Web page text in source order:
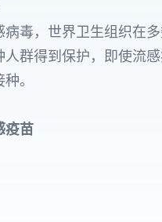
毒，世界卫生组织在
群得到保护，即使流
。
疫苗